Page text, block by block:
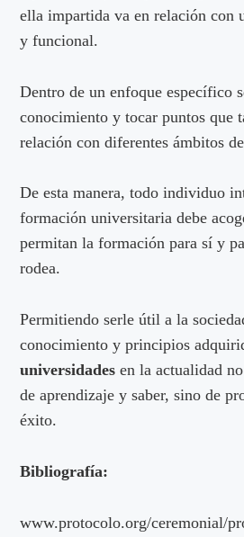
ella impartida va en relación con
y funcional.
Dentro de un enfoque específico
conocimiento y tocar puntos que
relación con diferentes ámbitos
De esta manera, todo individuo
formación universitaria debe
permitan la formación para sí y
rodea.
Permitiendo serle útil a la
conocimiento y principios
universidades en la actualidad
de aprendizaje y saber, sino de
éxito.
Bibliografía:
www.protocolo.org/ceremonial/